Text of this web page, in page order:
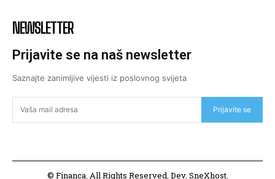
NEWSLETTER
Prijavite se na naš newsletter
Saznajte zanimljive vijesti iz poslovnog svijeta
Prijavite se
© Financa. All Rights Reserved. Dev. SneXhost.